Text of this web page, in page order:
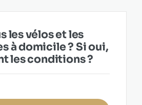
les vélos et les
à domicile ? Si oui,
les conditions ?